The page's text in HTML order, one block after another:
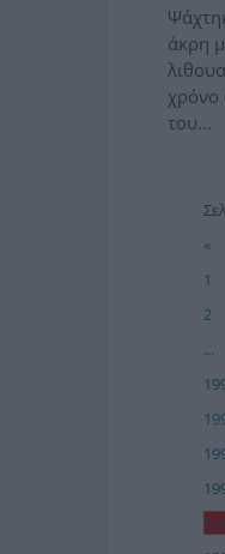
άκρη
χρόνο
του…
«
1
2
...